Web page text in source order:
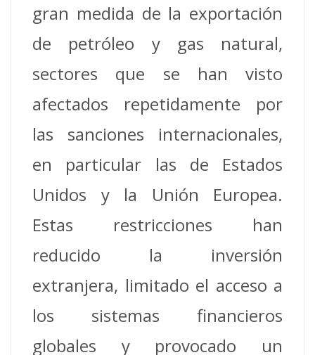
gran medida de la exportación
de petróleo y gas natural,
sectores que se han visto
afectados repetidamente por
las sanciones internacionales,
en particular las de Estados
Unidos y la Unión Europea.
Estas restricciones han
reducido la inversión
extranjera, limitado el acceso a
los sistemas financieros
globales y provocado un